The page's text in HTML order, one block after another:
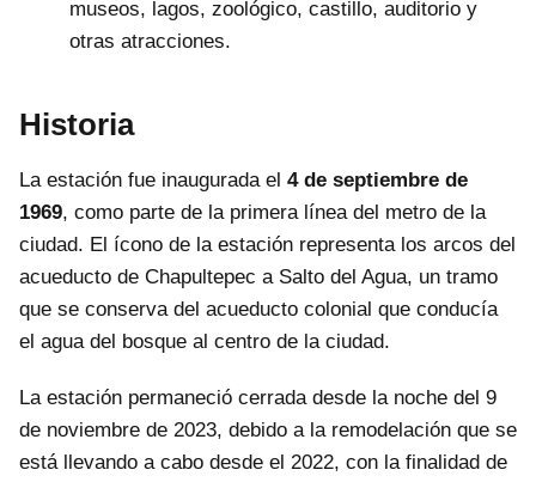
museos, lagos, zoológico, castillo, auditorio y
otras atracciones.
Historia
La estación fue inaugurada el 4 de septiembre de
1969, como parte de la primera línea del metro de la
ciudad. El ícono de la estación representa los arcos del
acueducto de Chapultepec a Salto del Agua, un tramo
que se conserva del acueducto colonial que conducía
el agua del bosque al centro de la ciudad.
La estación permaneció cerrada desde la noche del 9
de noviembre de 2023, debido a la remodelación que se
está llevando a cabo desde el 2022, con la finalidad de